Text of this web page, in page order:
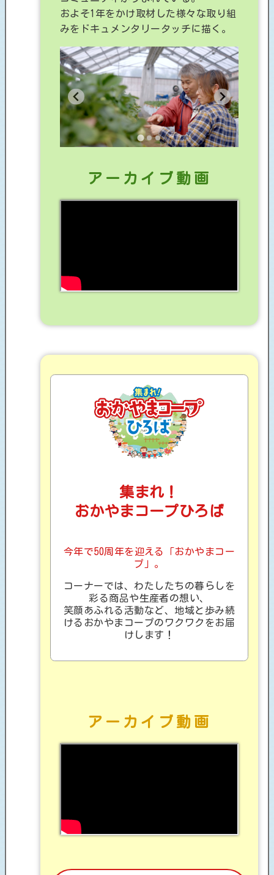
およそ1年をかけ取材した様々な取り組
みをドキュメンタリータッチに描く。
アーカイブ動画
集まれ！
おかやまコープひろば
今年で50周年を迎える「おかやまコー
プ」。
コーナーでは、わたしたちの暮らしを
彩る商品や生産者の想い、
笑顔あふれる活動など、地域と歩み続
けるおかやまコープのワクワクをお届
けします！
アーカイブ動画